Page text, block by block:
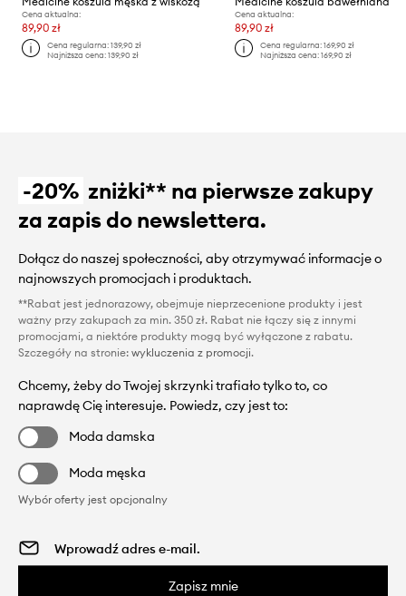
Cena aktualna:
89,90 zł
Cena regularna:139,90 zł
Najniższa cena:139,90 zł
Cena aktualna:
89,90 zł
Cena regularna: 169,90 zł
Najniższa cena: 169,90 zł
-20% zniżki** na pierwsze zakupy
za zapis do newslettera.
Dołącz do naszej społeczności, aby otrzymywać informacje o
najnowszych promocjach i produktach.
**Rabat jest jednorazowy, obejmuje nieprzecenione produkty i jest
ważny przy zakupach za min. 350 zł. Rabat nie łączy się z innymi
promocjami, a niektóre produkty mogą być wyłączone z rabatu.
Szczegóły na stronie: wykluczenia z promocji.
Chcemy, żeby do Twojej skrzynki trafiało tylko to, co
naprawdę Cię interesuje. Powiedz, czy jest to:
Moda damska
Moda męska
Wybór oferty jest opcjonalny
Zapisz mnie